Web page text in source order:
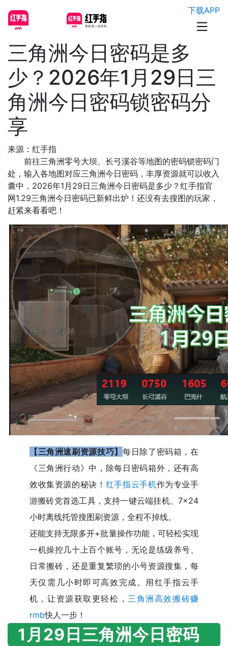
下载APP
三角洲今日密码是多
少？2026年1月29日三
角洲今日密码锁密码分
享
来源：红手指
前往三角洲零号大坝、长弓溪谷等地图的密码锁密码门
处，输入各地图对应三角洲今日密码，丰厚资源就可以收入
囊中，2026年1月29日三角洲今日密码是多少？红手指官
网1.29三角洲今日密码已新鲜出炉！还没有去搜图的玩家，
赶紧来看看吧！
【三角洲速刷资源技巧】 每日除了密码箱，在
《三角洲行动》中，除每日密码箱外，还有高
效收集资源的秘诀！ 红手指云手机作为专业手
游搬砖党首选工具，支持一键云端挂机、7×24
小时离线托管搜图刷资源，全程不掉线。
还能支持无限多开+批量操作功能，可轻松实现
一机操控几十上百个账号，无论是练级养号、
日常搬砖，还是重复繁琐的小号资源搜集，每
天仅需几小时即可高效完成。用红手指云手
机，让资源获取更轻松，三角洲高效搬砖赚
rmb快人一步！
1月29日三角洲今日密码